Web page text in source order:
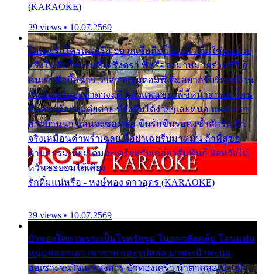
(KARAOKE)
29 views • 10.07.2569
ไม่เคยรักใครแน่หรือ อยากเชื่อถือก็ไม่กล้า ติ๋มใช่คนสวย
ตรึงใจ ติ๋มใช่งามซึ้งตรึงตรา พี่หรือจะมาหมายร่วมชีวี ก็
คนเขาลืออื้อฉาว ว่าสาวๆรุมตอมพี่ ติ๋มอยากรับรักเหมือน
กัน แต่หวั่นจะช้ำดวงฤดี กลัวแฟนของพี่ชี้หน้าด่าทอ ก็คน
ชื่อต๋อยต้อยตุ้มตุ๋ยต่าย พี่ยังลืมได้ง่ายๆเลยหนอ แค่ตัวเรา
สาวบ้านนา แสนจะซอมซ่อ ขืนรักขืนรอคงช้ำสักวัน ถ้า
จริงเหมือนคำพร่ำเฉลย พี่อย่าเฉยรีบมาหมั้น ถ้าพี่สู่ขอ
ตามธรรมเนียม ติ๋มจะเตรียมรับเกลียวสัมพันธ์ ผิดหวังไม่
หวั่นขอยอมได้เคียง
รักติ๋มแน่หรือ - หงษ์ทอง ดาวอุดร (KARAOKE)
29 views • 10.07.2569
บัวทองโศก เพราะเป็นโรครักรุม ในอกกลัดกลุ้ม โดนแฟน
หนุ่มหลอกเอา เขารวย และรูปหล่อ มาพะเน้าพะนอ
ออเซาะจนใจเบา สงสาร บัวทองเศร้า น้ำตาคลอเบ้า เฝ้า